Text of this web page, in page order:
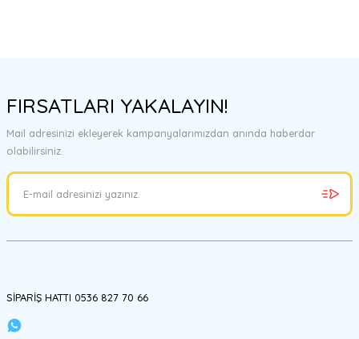
FIRSATLARI YAKALAYIN!
Mail adresinizi ekleyerek kampanyalarımızdan anında haberdar
olabilirsiniz.
SİPARİŞ HATTI 0536 827 70 66